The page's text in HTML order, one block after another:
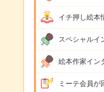
イチ押し絵本
スペシャルイ
絵本作家イン
ミーテ会員が